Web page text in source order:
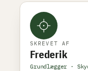
SKREVET AF
Frederik
Grundlægger ·